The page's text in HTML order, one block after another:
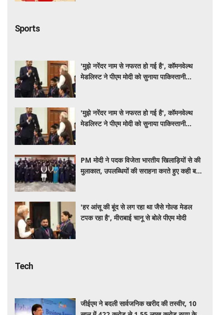
Sports
'मुझे नरेंदर नाम से नफरत हो गई है', कॉमनवेल्थ
मेडलिस्ट ने पीएम मोदी को सुनाया पाकिस्तानी
'मुझे नरेंदर नाम से नफरत हो गई है', कॉमनवेल्थ
मेडलिस्ट ने पीएम मोदी को सुनाया पाकिस्तानी
PM मोदी ने पदक विजेता भारतीय खिलाड़ियों से की
मुलाकात, उपलब्धियों की सराहना करते हुए कही बड़ी
'हर आंसू की बूंद से लग रहा था जैसे गोल्ड मेडल
टपक रहा है', मीराबाई चानू से बोले पीएम मोदी
Tech
जीईएम ने बदली सार्वजनिक खरीद की तस्वीर, 10